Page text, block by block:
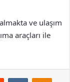
ve ulaşım
araçları ile
Reddit VKontakte